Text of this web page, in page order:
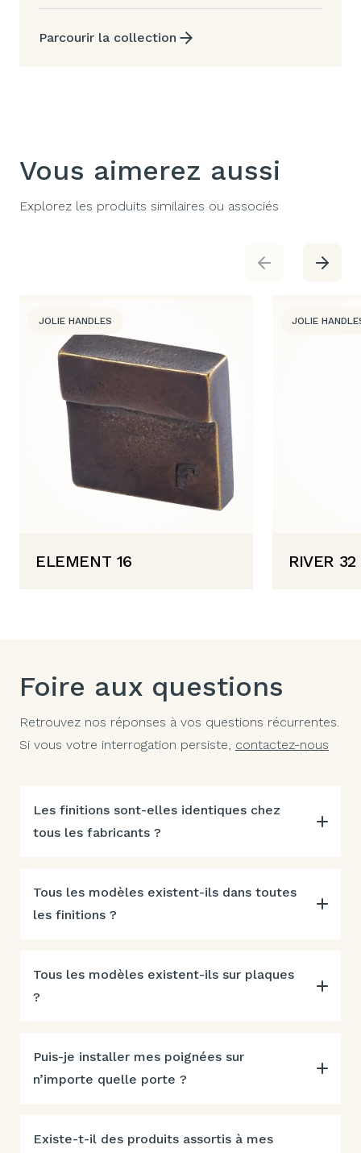
Parcourir la collection
Vous aimerez aussi
Explorez les produits similaires ou associés
JOLIE HANDLES
ELEMENT 16
JOLIE
RIVER
Foire aux questions
Retrouvez nos réponses à vos questions récurrentes.
Si vous votre interrogation persiste, contactez-nous
Les finitions sont-elles identiques chez
tous les fabricants ?
Tous les modèles existent-ils dans toutes
les finitions ?
Tous les modèles existent-ils sur plaques
?
Puis-je installer mes poignées sur
n’importe quelle porte ?
Existe-t-il des produits assortis à mes